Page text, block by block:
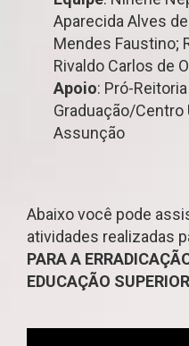
Aparecida Alves
Mendes Faustino;
Rivaldo Carlos de
Apoio: Pró-
Graduação/Centro
Assunção
Abaixo você pode
atividades realizadas
PARA A
EDUCAÇÃO SUPERIOR